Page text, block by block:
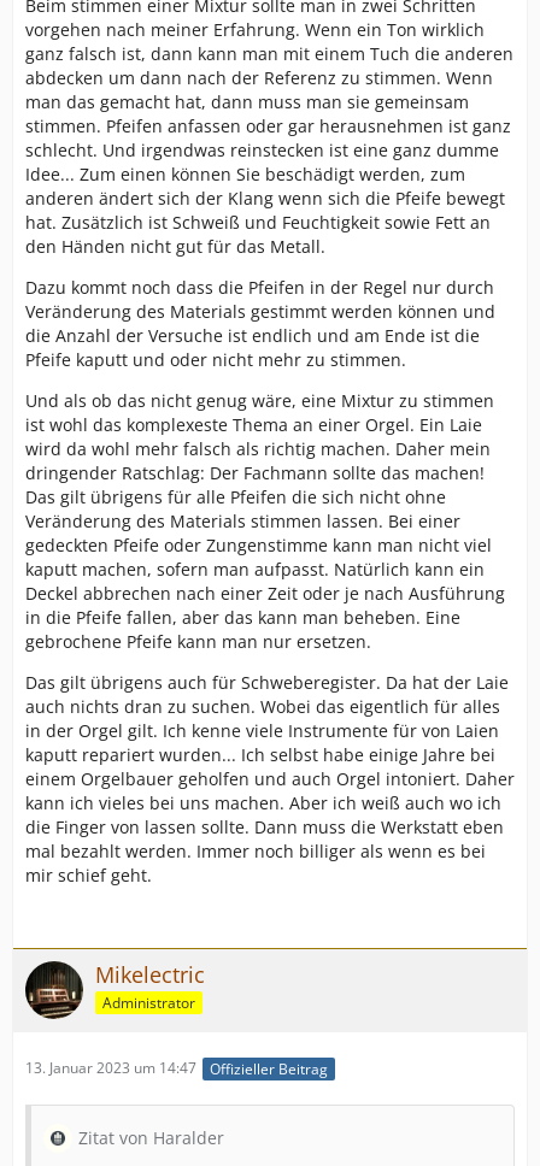
Beim stimmen einer Mixtur sollte man in zwei Schritten
vorgehen nach meiner Erfahrung. Wenn ein Ton wirklich
ganz falsch ist, dann kann man mit einem Tuch die anderen
abdecken um dann nach der Referenz zu stimmen. Wenn
man das gemacht hat, dann muss man sie gemeinsam
stimmen. Pfeifen anfassen oder gar herausnehmen ist ganz
schlecht. Und irgendwas reinstecken ist eine ganz dumme
Idee... Zum einen können Sie beschädigt werden, zum
anderen ändert sich der Klang wenn sich die Pfeife bewegt
hat. Zusätzlich ist Schweiß und Feuchtigkeit sowie Fett an
den Händen nicht gut für das Metall.
Dazu kommt noch dass die Pfeifen in der Regel nur durch
Veränderung des Materials gestimmt werden können und
die Anzahl der Versuche ist endlich und am Ende ist die
Pfeife kaputt und oder nicht mehr zu stimmen.
Und als ob das nicht genug wäre, eine Mixtur zu stimmen
ist wohl das komplexeste Thema an einer Orgel. Ein Laie
wird da wohl mehr falsch als richtig machen. Daher mein
dringender Ratschlag: Der Fachmann sollte das machen!
Das gilt übrigens für alle Pfeifen die sich nicht ohne
Veränderung des Materials stimmen lassen. Bei einer
gedeckten Pfeife oder Zungenstimme kann man nicht viel
kaputt machen, sofern man aufpasst. Natürlich kann ein
Deckel abbrechen nach einer Zeit oder je nach Ausführung
in die Pfeife fallen, aber das kann man beheben. Eine
gebrochene Pfeife kann man nur ersetzen.
Das gilt übrigens auch für Schweberegister. Da hat der Laie
auch nichts dran zu suchen. Wobei das eigentlich für alles
in der Orgel gilt. Ich kenne viele Instrumente für von Laien
kaputt repariert wurden... Ich selbst habe einige Jahre bei
einem Orgelbauer geholfen und auch Orgel intoniert. Daher
kann ich vieles bei uns machen. Aber ich weiß auch wo ich
die Finger von lassen sollte. Dann muss die Werkstatt eben
mal bezahlt werden. Immer noch billiger als wenn es bei
mir schief geht.
Mikelectric
Administrator
13. Januar 2023 um 14:47 Offizieller Beitrag
Zitat von Haralder